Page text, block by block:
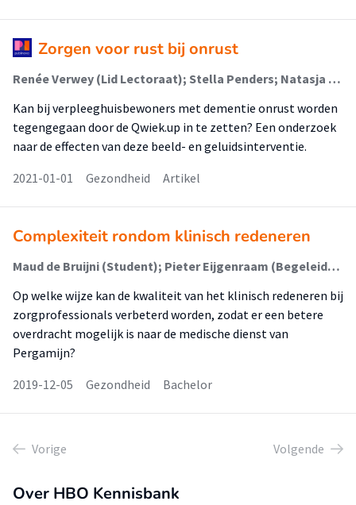
Zorgen voor rust bij onrust
Renée Verwey (Lid Lectoraat); Stella Penders; Natasja Kitzen; Monique Lexis (Onderzoeker); Mendel Broekhuijsen; Pieter Eijgenraam (Lid Lectoraat)
Kan bij verpleeghuisbewoners met dementie onrust worden
tegengegaan door de Qwiek.up in te zetten? Een onderzoek
naar de effecten van deze beeld- en geluidsinterventie.
2021-01-01
Gezondheid Artikel
Complexiteit rondom klinisch redeneren
Maud de Bruijni (Student); Pieter Eijgenraam (Begeleider)
Op welke wijze kan de kwaliteit van het klinisch redeneren bij
zorgprofessionals verbeterd worden, zodat er een betere
overdracht mogelijk is naar de medische dienst van
Pergamijn?
2019-12-05
Gezondheid Bachelor
Vorige Volgende
Over HBO Kennisbank